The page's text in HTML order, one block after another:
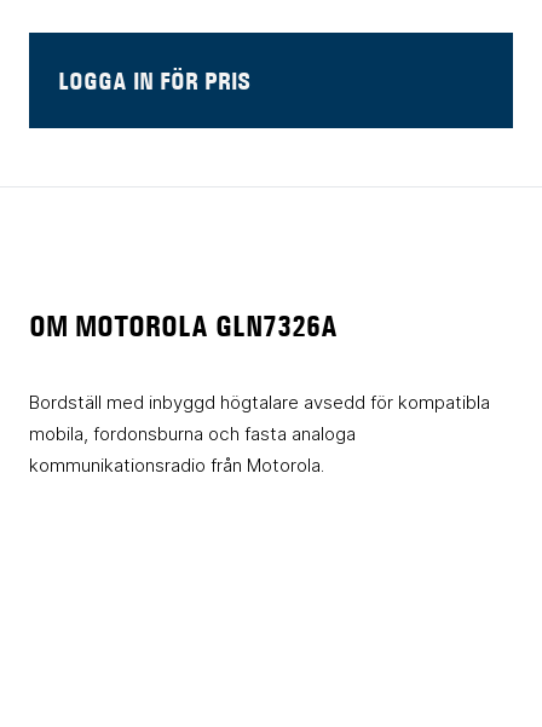
LOGGA IN FÖR PRIS
OM MOTOROLA GLN7326A
Bordställ med inbyggd högtalare avsedd för kompatibla
mobila, fordonsburna och fasta analoga
kommunikationsradio från Motorola.